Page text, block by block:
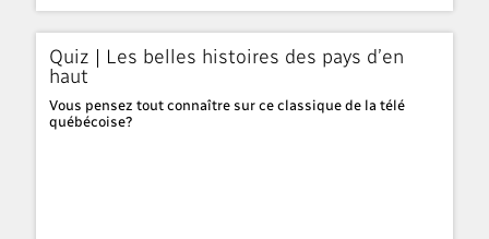
Quiz | Les belles histoires des pays d’en
haut
​Vous pensez tout connaître sur ce classique de la télé
québécoise?